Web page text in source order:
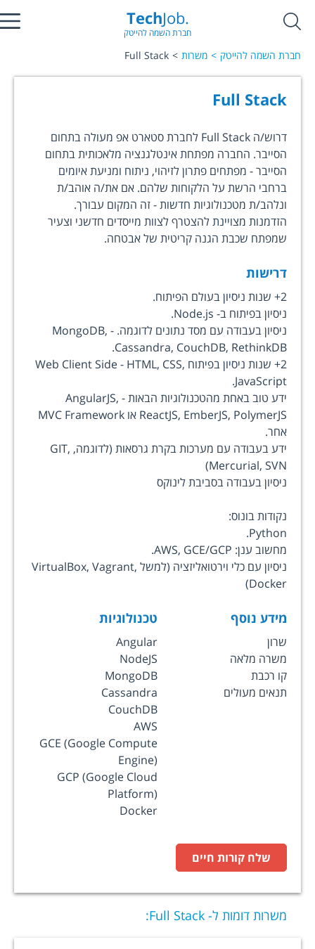
TechJob.
חברת השמה להייטק
חברת השמה להייטק משרות Full Stack
Full Stack
דרוש/ה Full Stack לחברת סטארט אפ מעולה בתחום
הסייבר. החברה מפתחת אינטלגנציה מלאכותית בתחום
הסייבר - מפתחים פתרון לזיהוי, ניתוח ומניעת איומים
ברחבי הרשת על הלקוחות שלהם. אם את/ה אוהב/ת
ונלהב/ת מטכנולוגיות חדשות - זה המקום עבורך.
הזדמנות מצויינת להצטרף לצוות מייסדים חדשני וצעיר
שמפתח שכבת הגנה קריטית של אבטחה.
דרישות
2+ שנות ניסיון בעולם הפיתוח.
ניסיון בפיתוח ב- Node.js.
ניסיון בעבודה עם מסד נתונים לדוגמה. - MongoDB,
Cassandra, CouchDB, RethinkDB.
2+ שנות ניסיון בפיתוח Web Client Side - HTML, CSS,
JavaScript.
ידע טוב באחת מהטכנולוגיות הבאות - AngularJS,
ReactJS, EmberJS, PolymerJS או MVC Framework
אחר.
ידע בעבודה עם מערכות בקרת גרסאות (לדוגמה, GIT,
Mercurial, SVN)
ניסיון בעבודה בסביבת לינוקס
נקודות בונוס:
Python.
מחשוב ענן: AWS, GCE/GCP.
ניסיון עם כלי וירטואליזציה (למשל VirtualBox, Vagrant,
Docker)
מידע נוסף
שרון
משרה מלאה
קו רכבת
תנאים מעולים
טכנולוגיות
Angular
NodeJS
MongoDB
Cassandra
CouchDB
AWS
GCE (Google Compute
Engine)
GCP (Google Cloud
Platform)
Docker
שלח קורות חיים
משרות דומות ל- Full Stack
: